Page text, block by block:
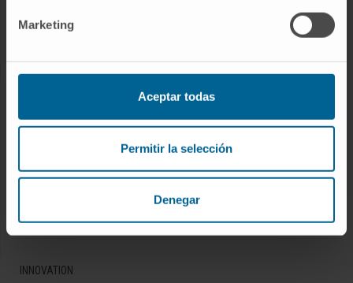
Marketing
Aceptar todas
Permitir la selección
Denegar
Our Researchers
Technology platforms
INNOVATION